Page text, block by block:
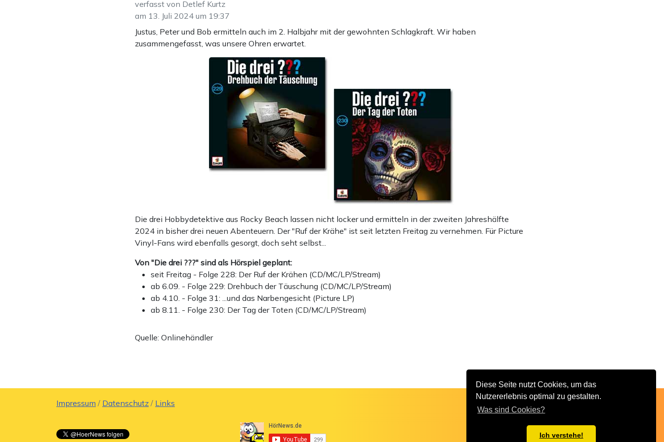
Diese Seite nutzt Cookies, um das
Nutzererlebnis optimal zu gestalten.
Was sind Cookies?
Ich verstehe!
verfasst von Detlef Kurtz
am 13. Juli 2024 um 19:37
Justus, Peter und Bob ermitteln auch im 2. Halbjahr mit der gewohnten Schlagkraft. Wir haben
zusammengefasst, was unsere Ohren erwartet.
Die drei Hobbydetektive aus Rocky Beach lassen nicht locker und ermitteln in der zweiten Jahreshälfte
2024 in bisher drei neuen Abenteuern. Der "Ruf der Krähe" ist seit letzten Freitag zu vernehmen. Für Picture
Vinyl-Fans wird ebenfalls gesorgt, doch seht selbst...
Von "Die drei ???" sind als Hörspiel geplant:
seit Freitag - Folge 228: Der Ruf der Krähen (CD/MC/LP/Stream)
ab 6.09. - Folge 229: Drehbuch der Täuschung (CD/MC/LP/Stream)
ab 4.10. - Folge 31: ...und das Narbengesicht (Picture LP)
ab 8.11. - Folge 230: Der Tag der Toten (CD/MC/LP/Stream)
Quelle: Onlinehändler
Impressum / Datenschutz / Links